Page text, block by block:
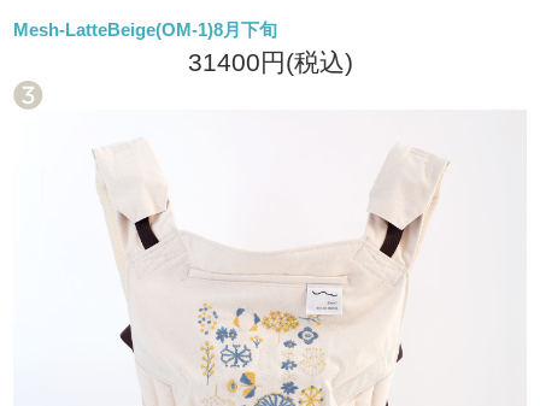
Mesh-LatteBeige(OM-1)8月下旬
31400円 (税込)